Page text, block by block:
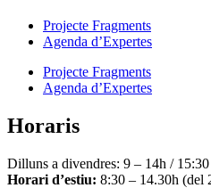
Projecte Fragments
Agenda d’Expertes
Projecte Fragments
Agenda d’Expertes
Horaris
Dilluns a divendres: 9 – 14h /
Horari d’estiu: 8:30 – 14.30h (del